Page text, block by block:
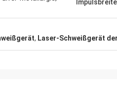
Impulsbreite
, Laser-Schweißgerät